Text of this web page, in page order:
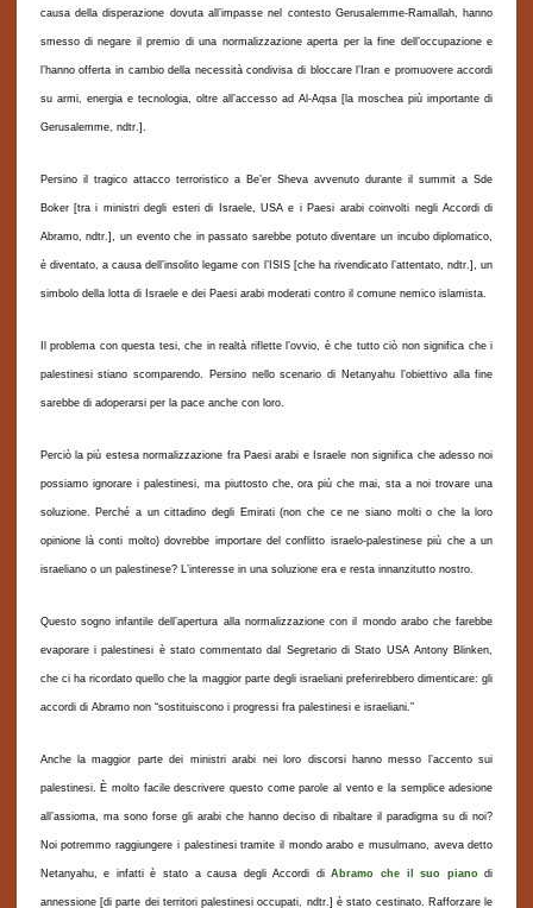
causa della disperazione dovuta all’impasse nel contesto Gerusalemme-Ramallah, hanno
smesso di negare il premio di una normalizzazione aperta per la fine dell’occupazione e
l’hanno offerta in cambio della necessità condivisa di bloccare l’Iran e promuovere accordi
su armi, energia e tecnologia, oltre all’accesso ad Al-Aqsa [la moschea più importante di
Gerusalemme, ndtr.].
Persino il tragico attacco terroristico a Be’er Sheva avvenuto durante il summit a Sde
Boker [tra i ministri degli esteri di Israele, USA e i Paesi arabi coinvolti negli Accordi di
Abramo, ndtr.], un evento che in passato sarebbe potuto diventare un incubo diplomatico,
è diventato, a causa dell’insolito legame con l’ISIS [che ha rivendicato l’attentato, ndtr.], un
simbolo della lotta di Israele e dei Paesi arabi moderati contro il comune nemico islamista.
Il problema con questa tesi, che in realtà riflette l’ovvio, è che tutto ciò non significa che i
palestinesi stiano scomparendo. Persino nello scenario di Netanyahu l’obiettivo alla fine
sarebbe di adoperarsi per la pace anche con loro.
Perciò la più estesa normalizzazione fra Paesi arabi e Israele non significa che adesso noi
possiamo ignorare i palestinesi, ma piuttosto che, ora più che mai, sta a noi trovare una
soluzione. Perché a un cittadino degli Emirati (non che ce ne siano molti o che la loro
opinione là conti molto) dovrebbe importare del conflitto israelo-palestinese più che a un
israeliano o un palestinese? L’interesse in una soluzione era e resta innanzitutto nostro.
Questo sogno infantile dell’apertura alla normalizzazione con il mondo arabo che farebbe
evaporare i palestinesi è stato commentato dal Segretario di Stato USA Antony Blinken,
che ci ha ricordato quello che la maggior parte degli israeliani preferirebbero dimenticare: gli
accordi di Abramo non “sostituiscono i progressi fra palestinesi e israeliani.”
Anche la maggior parte dei ministri arabi nei loro discorsi hanno messo l’accento sui
palestinesi. È molto facile descrivere questo come parole al vento e la semplice adesione
all’assioma, ma sono forse gli arabi che hanno deciso di ribaltare il paradigma su di noi?
Noi potremmo raggiungere i palestinesi tramite il mondo arabo e musulmano, aveva detto
Netanyahu, e infatti è stato a causa degli Accordi diAbramo che il suo pianodi
annessione [di parte dei territori palestinesi occupati, ndtr.] è stato cestinato. Rafforzare le